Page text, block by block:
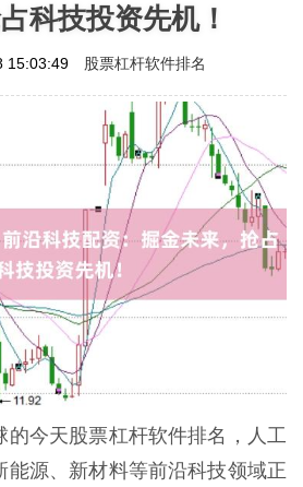
科技投资先机！
15:03:49 股票杠杆软件排名
的今天股票杠杆软件排名，人工
能源、新材料等前沿科技领域正